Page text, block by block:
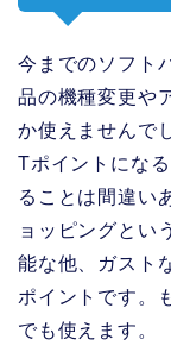
今までのソフト
品の機種変更や
か使えませんで
Tポイントにな
ることは間違い
ョッピングとい
能な他、ガスト
ポイントです。
でも使えます。